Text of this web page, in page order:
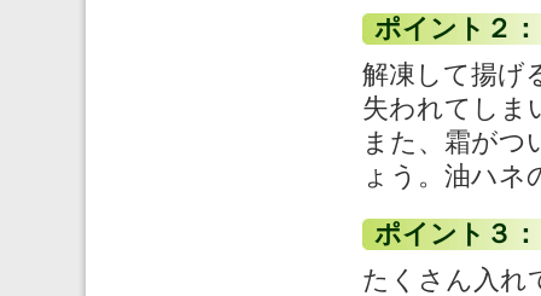
ポイント２
解凍して揚げ
失われてしま
また、霜がつ
ょう。油ハネ
ポイント３
たくさん入れ